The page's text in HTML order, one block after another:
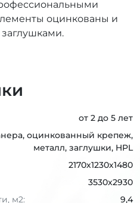
оцинкованы и
от 2 до 5 лет
оцинкованный крепеж,
металл, заглушки, HPL
2170х1230х1480
3530x2930
м2:
9,4